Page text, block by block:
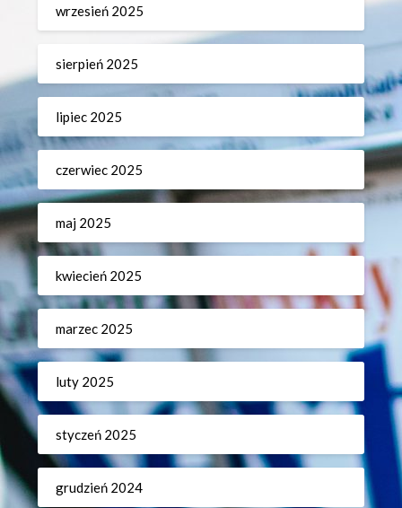
wrzesień 2025
sierpień 2025
lipiec 2025
czerwiec 2025
maj 2025
kwiecień 2025
marzec 2025
luty 2025
styczeń 2025
grudzień 2024